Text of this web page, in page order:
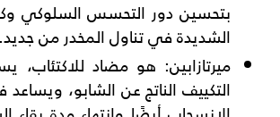
بتحسين دور التحسس السلوكي
الشديدة في تناول المخدر من جديد.
ميرتازابين: هو مضاد
التكييف الناتج عن الشابو،